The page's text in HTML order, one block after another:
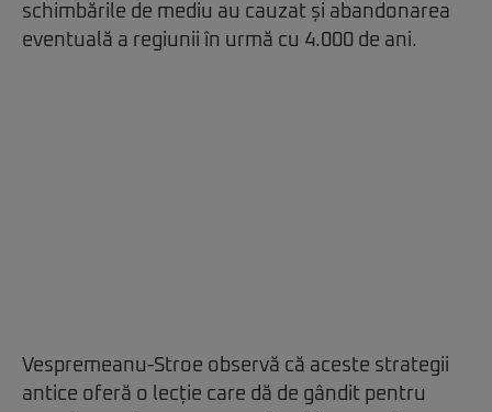
schimbările de mediu au cauzat și abandonarea
eventuală a regiunii în urmă cu 4.000 de ani.
Vespremeanu-Stroe observă că aceste strategii
antice oferă o lecție care dă de gândit pentru